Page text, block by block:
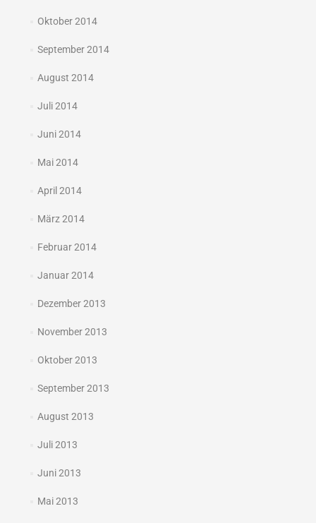
Oktober 2014
September 2014
August 2014
Juli 2014
Juni 2014
Mai 2014
April 2014
März 2014
Februar 2014
Januar 2014
Dezember 2013
November 2013
Oktober 2013
September 2013
August 2013
Juli 2013
Juni 2013
Mai 2013